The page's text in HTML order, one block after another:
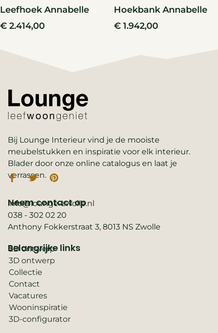
Leefhoek Annabelle
€ 2.414,00
Hoekbank Annabelle
€ 1.942,00
Bij Lounge Interieur vind je de mooiste
meubelstukken en inspiratie voor elk interieur.
Blader door onze online catalogus en laat je
verrassen.
Belangrijke links
2D ontwerp
3D ontwerp
Collectie
Contact
Vacatures
Wooninspiratie
3D-configurator
Neem contact op
info@lounge-zwolle.nl
038 - 302 02 20
Anthony Fokkerstraat 3, 8013 NS Zwolle